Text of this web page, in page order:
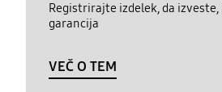
Registrirajte izdelek, da
garancija
VEČ O TEM